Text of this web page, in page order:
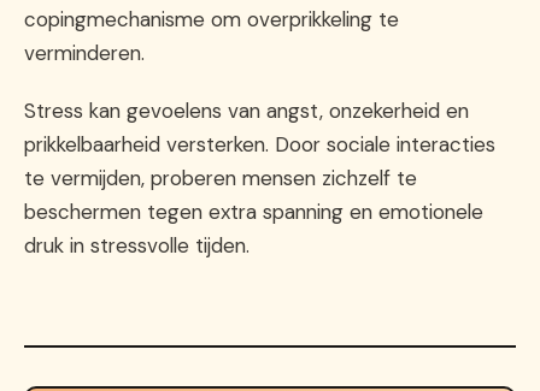
copingmechanisme om overprikkeling te
verminderen.
Stress kan gevoelens van angst, onzekerheid en
prikkelbaarheid versterken. Door sociale interacties
te vermijden, proberen mensen zichzelf te
beschermen tegen extra spanning en emotionele
druk in stressvolle tijden.